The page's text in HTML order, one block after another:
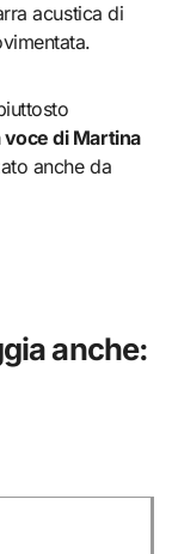
acustica di
di Martina
anche da
anche: